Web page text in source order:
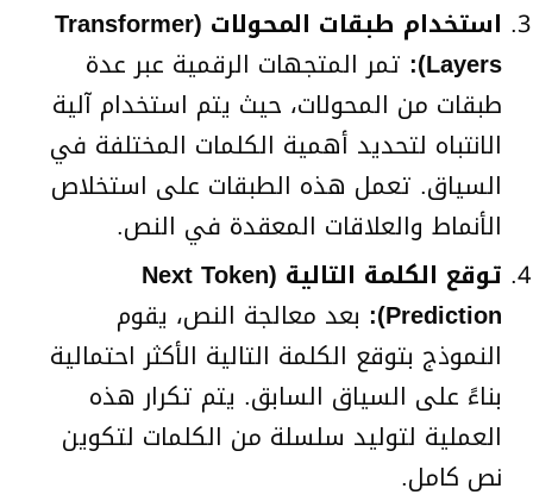
استخدام طبقات المحولات (Transformer
Layers): تمر المتجهات الرقمية عبر عدة
طبقات من المحولات، حيث يتم استخدام آلية
الانتباه لتحديد أهمية الكلمات المختلفة في
السياق. تعمل هذه الطبقات على استخلاص
الأنماط والعلاقات المعقدة في النص.
توقع الكلمة التالية (Next Token
Prediction):
بعد معالجة النص، يقوم
النموذج بتوقع الكلمة التالية الأكثر احتمالية
بناءً على السياق السابق. يتم تكرار هذه
العملية لتوليد سلسلة من الكلمات لتكوين
نص كامل.